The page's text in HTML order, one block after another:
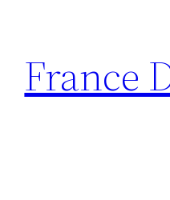
contenu
France